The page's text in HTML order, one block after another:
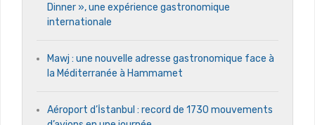
Dinner », une expérience gastronomique
internationale
Mawj : une nouvelle adresse gastronomique face à
la Méditerranée à Hammamet
Aéroport d’İstanbul : record de 1730 mouvements